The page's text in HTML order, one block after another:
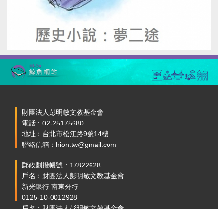
財團法人彭明敏文教基金會
電話：02-25175680
地址：台北市松江路9號14樓
聯絡信箱：hion.tw@gmail.com
郵政劃撥帳號：17822628
戶名：財團法人彭明敏文教基金會
新光銀行 南東分行
0125-10-0012928